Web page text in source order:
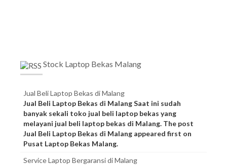
Stock Laptop Bekas Malang
Jual Beli Laptop Bekas di Malang
Jual Beli Laptop Bekas di Malang Saat ini sudah
banyak sekali toko jual beli laptop bekas yang
melayani jual beli laptop bekas di Malang. The post
Jual Beli Laptop Bekas di Malang appeared first on
Pusat Laptop Bekas Malang.
Service Laptop Bergaransi di Malang